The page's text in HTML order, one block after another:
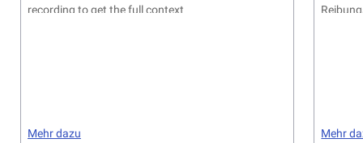
recording to get the full context
Mehr dazu Mehr